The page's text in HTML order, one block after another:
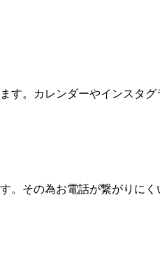
す。カレンダーやインスタグ
。その為お電話が繋がりに